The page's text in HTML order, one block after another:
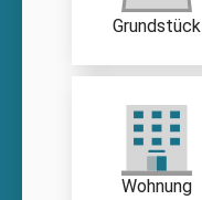
Grundstück
Wohnung